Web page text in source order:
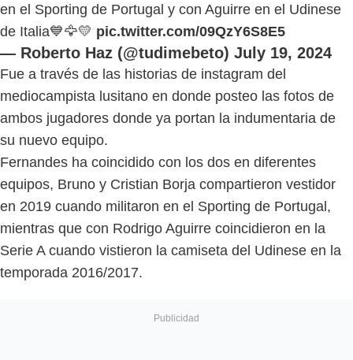
en el Sporting de Portugal y con Aguirre en el Udinese
de Italia💙🦅💛 pic.twitter.com/09QzY6S8E5
— Roberto Haz (@tudimebeto) July 19, 2024
Fue a través de las historias de instagram del
mediocampista lusitano en donde posteo las fotos de
ambos jugadores donde ya portan la indumentaria de
su nuevo equipo.
Fernandes ha coincidido con los dos en diferentes
equipos, Bruno y Cristian Borja compartieron vestidor
en 2019 cuando militaron en el Sporting de Portugal,
mientras que con Rodrigo Aguirre coincidieron en la
Serie A cuando vistieron la camiseta del Udinese en la
temporada 2016/2017.